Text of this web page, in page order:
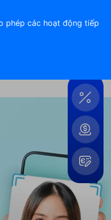
Tiện
ích
Mở
rộng
phép các hoạt động tiếp